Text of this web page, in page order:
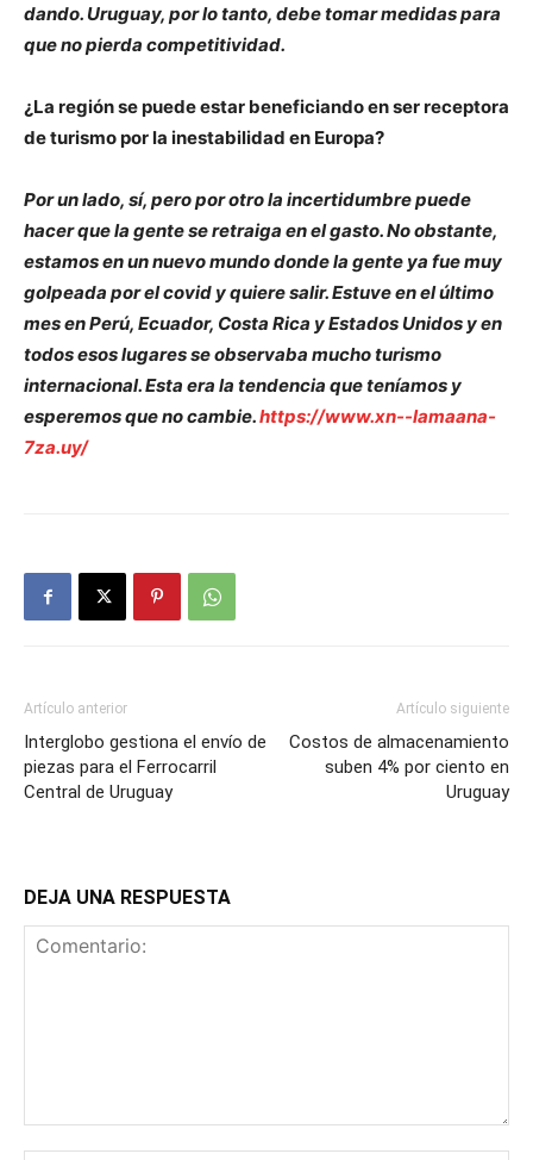
dando. Uruguay, por lo tanto, debe tomar medidas para
que no pierda competitividad.
¿La región se puede estar beneficiando en ser receptora
de turismo por la inestabilidad en Europa?
Por un lado, sí, pero por otro la incertidumbre puede
hacer que la gente se retraiga en el gasto. No obstante,
estamos en un nuevo mundo donde la gente ya fue muy
golpeada por el covid y quiere salir. Estuve en el último
mes en Perú, Ecuador, Costa Rica y Estados Unidos y en
todos esos lugares se observaba mucho turismo
internacional. Esta era la tendencia que teníamos y
esperemos que no cambie.https://www.xn--lamaana-
7za.uy/
Artículo anterior
Interglobo gestiona el envío de
piezas para el Ferrocarril
Central de Uruguay
Artículo siguiente
Costos de almacenamiento
suben 4% por ciento en
Uruguay
DEJA UNA RESPUESTA